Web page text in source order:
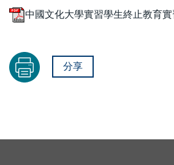
中國文化大學實習學生終止教育
分享